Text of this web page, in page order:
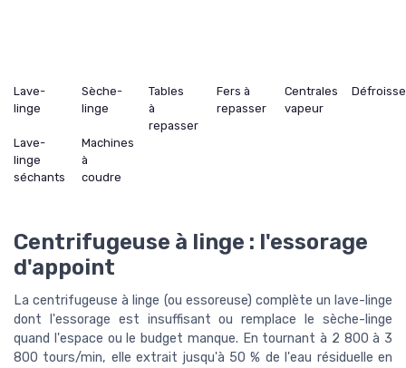
Lave-
linge
Sèche-
linge
Tables
à
repasser
Fers à
repasser
Centrales
vapeur
Lave-
linge
séchants
Machines
à
coudre
Centrifugeuse à linge : l'essorage
d'appoint
La centrifugeuse à linge (ou essoreuse) complète un lave-linge
dont l'essorage est insuffisant ou remplace le sèche-linge
quand l'espace ou le budget manque. En tournant à 2 800 à 3
800 tours/min, elle extrait jusqu'à 50 % de l'eau résiduelle en